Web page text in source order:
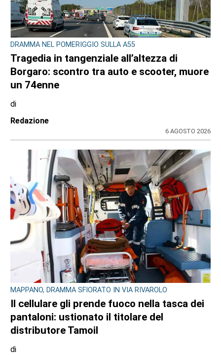
DRAMMA NEL POMERIGGIO SULLA A55
Tragedia in tangenziale all’altezza di
Borgaro: scontro tra auto e scooter, muore
un 74enne
di
Redazione
6 AGOSTO 2026
MAPPANO, DRAMMA SFIORATO IN VIA RIVAROLO
Il cellulare gli prende fuoco nella tasca dei
pantaloni: ustionato il titolare del
distributore Tamoil
di